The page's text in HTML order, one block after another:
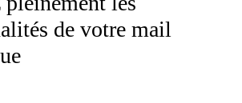
de votre mail